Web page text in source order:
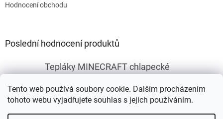
Tento web používá soubory cookie. Dalším procházením
tohoto webu vyjadřujete souhlas s jejich používáním.
Hodnocení obchodu
Poslední hodnocení produktů
Tepláky MINECRAFT chlapecké